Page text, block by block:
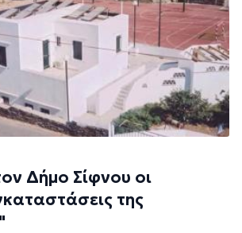
Δήμο Σίφνου οι
της